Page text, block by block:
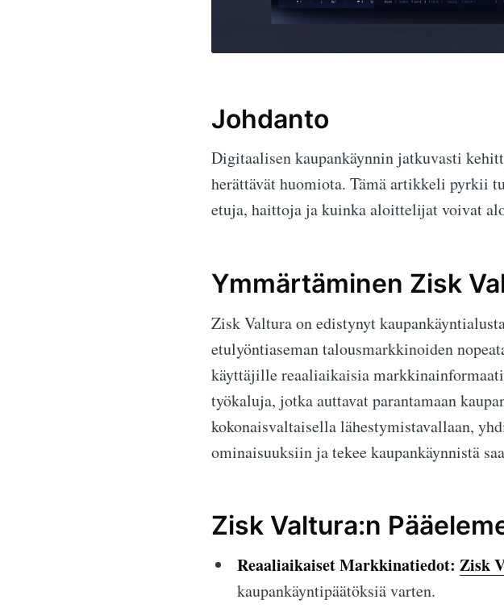
Johdanto
Digitaalisen kaupankäynnin jatkuvasti
herättävät huomiota. Tämä artikkeli pyrkii
etuja, haittoja ja kuinka aloittelijat voivat
Ymmärtäminen Zisk
Zisk Valtura on edistynyt
etulyöntiaseman talousmarkkinoiden
käyttäjille reaaliaikaisia
työkaluja, jotka auttavat parantamaan
kokonaisvaltaisella lähestymistavallaan,
ominaisuuksiin ja tekee kaupankäynnistä
Zisk Valtura:n
Reaaliaikaiset Markkinatiedot: Zisk
kaupankäyntipäätöksiä varten.